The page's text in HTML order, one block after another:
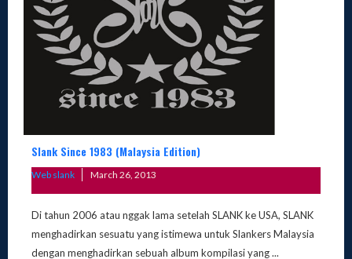
Slank Since 1983 (Malaysia Edition)
Web slank
Posted
March 26, 2013
Di tahun 2006 atau nggak lama setelah SLANK ke USA, SLANK
menghadirkan sesuatu yang istimewa untuk Slankers Malaysia
dengan menghadirkan sebuah album kompilasi yang ...